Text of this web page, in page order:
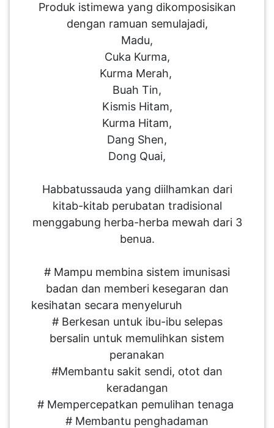
Produk istimewa yang dikomposisikan
dengan ramuan semulajadi,
Madu,
Cuka Kurma,
Kurma Merah,
Buah Tin,
Kismis Hitam,
Kurma Hitam,
Dang Shen,
Dong Quai,
Habbatussauda yang diilhamkan dari
kitab-kitab perubatan tradisional
menggabung herba-herba mewah dari 3
benua.
# Mampu membina sistem imunisasi
badan dan memberi kesegaran dan
kesihatan secara menyeluruh
# Berkesan untuk ibu-ibu selepas
bersalin untuk memulihkan sistem
peranakan
#Membantu sakit sendi, otot dan
keradangan
# Mempercepatkan pemulihan tenaga
# Membantu penghadaman
SARAWAK(2)
MELAKA(53)
PENANG(2)